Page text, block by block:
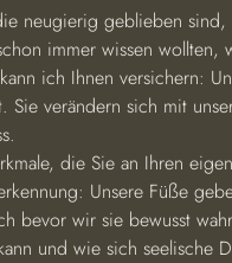
neugierig geblieben
immer wissen wollten,
ich Ihnen versichern:
Sie verändern sich mit
die Sie an Ihren
Unsere Füße
bevor wir sie bewusst
und wie sich seelische